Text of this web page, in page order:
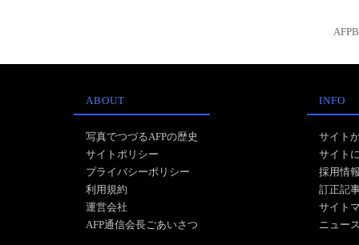
ABOUT
写真でつづるAFPの歴史
サイトポリシー
プライバシーポリシー
利用規約
運営会社
AFP通信会長ごあいさつ
INFO
サイト
サイト
採用情
訂正記
サイト
ニュー